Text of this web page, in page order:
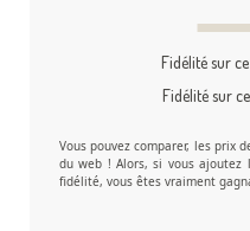
Fidélité sur
Fidélité sur
Vous pouvez comparer, les prix
du web ! Alors, si vous ajoutez
fidélité, vous êtes vraiment